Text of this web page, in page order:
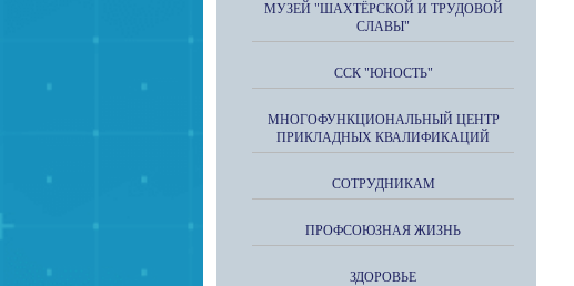
МУЗЕЙ "ШАХТЁРСКОЙ И ТРУДОВОЙ
СЛАВЫ"
ССК "ЮНОСТЬ"
МНОГОФУНКЦИОНАЛЬНЫЙ ЦЕНТР
ПРИКЛАДНЫХ КВАЛИФИКАЦИЙ
СОТРУДНИКАМ
ПРОФСОЮЗНАЯ ЖИЗНЬ
ЗДОРОВЬЕ